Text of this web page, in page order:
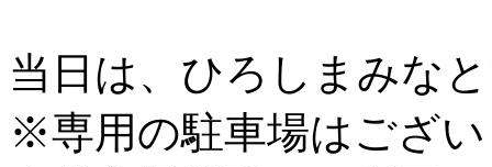
当日は、ひろしまみな
※専用の駐車場はござ